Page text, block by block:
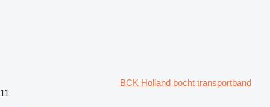
BCK Holland bocht transportband
11